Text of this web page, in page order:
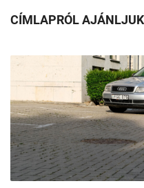
CÍMLAPRÓL AJÁNLJUK